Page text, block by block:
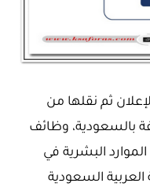
ثم نقلها من
بالسعودية، وظائف
البشرية في
السعودية